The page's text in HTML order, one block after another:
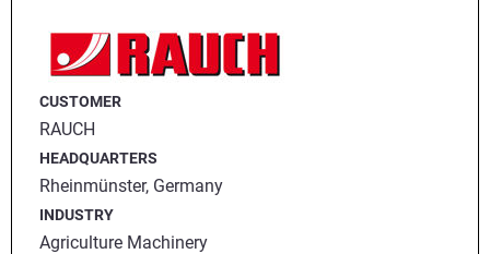
CUSTOMER
RAUCH
HEADQUARTERS
Rheinmünster, Germany
INDUSTRY
Agriculture Machinery